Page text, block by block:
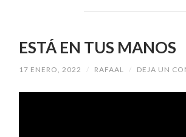
ESTÁ EN TUS MANOS
17 ENERO, 2022 / RAFAAL / DEJA UN